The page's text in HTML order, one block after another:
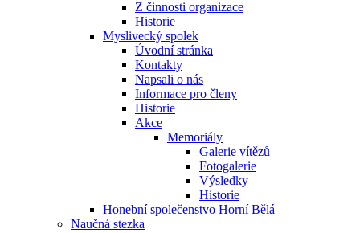
Z činnosti organizace
Historie
Myslivecký spolek
Úvodní stránka
Kontakty
Napsali o nás
Informace pro členy
Historie
Akce
Memoriály
Galerie vítězů
Fotogalerie
Výsledky
Historie
Honební společenstvo Horní Bělá
Naučná stezka